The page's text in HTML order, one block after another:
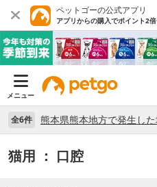
ペットゴーの公式アプリ
アプリからの購入でポイント2倍
メニュー
全6件
猫用 ： 口腔